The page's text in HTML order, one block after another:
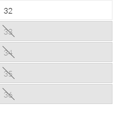
32
33
34
35
36